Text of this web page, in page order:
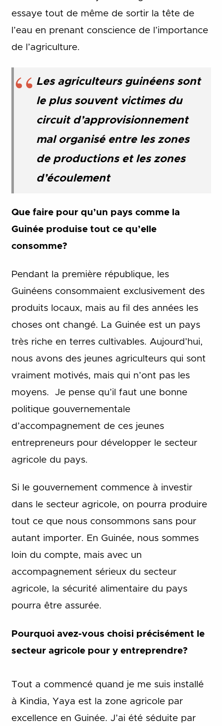
essaye tout de même de sortir la tête de
l’eau en prenant conscience de l’importance
de l’agriculture.
Les agriculteurs guinéens sont
le plus souvent victimes du
circuit d’approvisionnement
mal organisé entre les zones
de productions et les zones
d’écoulement
Que faire pour qu’un pays comme la
Guinée produise tout ce qu’elle
consomme?
Pendant la première république, les
Guinéens consommaient exclusivement des
produits locaux, mais au fil des années les
choses ont changé. La Guinée est un pays
très riche en terres cultivables. Aujourd’hui,
nous avons des jeunes agriculteurs qui sont
vraiment motivés, mais qui n’ont pas les
moyens. Je pense qu’il faut une bonne
politique gouvernementale
d’accompagnement de ces jeunes
entrepreneurs pour développer le secteur
agricole du pays.
Si le gouvernement commence à investir
dans le secteur agricole, on pourra produire
tout ce que nous consommons sans pour
autant importer. En Guinée, nous sommes
loin du compte, mais avec un
accompagnement sérieux du secteur
agricole, la sécurité alimentaire du pays
pourra être assurée.
Pourquoi avez-vous choisi précisément le
secteur agricole pour y entreprendre?
Tout a commencé quand je me suis installé
à Kindia, Yaya est la zone agricole par
excellence en Guinée. J’ai été séduite par